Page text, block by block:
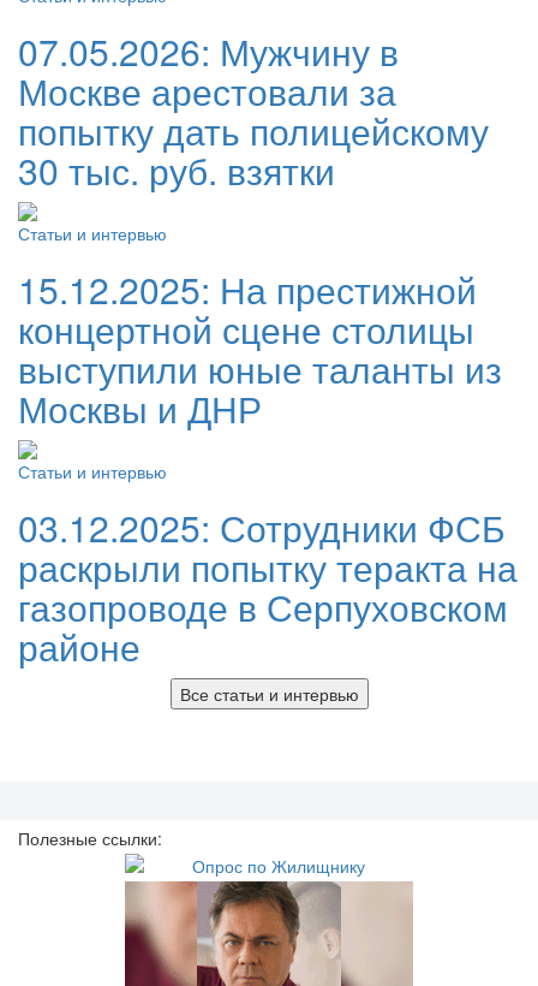
07.05.2026: Мужчину в
Москве арестовали за
попытку дать полицейскому
30 тыс. руб. взятки
Статьи и интервью
15.12.2025: На престижной
концертной сцене столицы
выступили юные таланты из
Москвы и ДНР
Статьи и интервью
03.12.2025: Сотрудники ФСБ
раскрыли попытку теракта на
газопроводе в Серпуховском
районе
Все статьи и интервью
Полезные ссылки: